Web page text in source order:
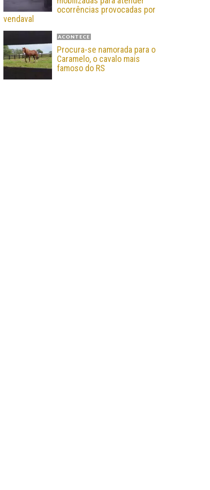
ocorrências provocadas por
vendaval
ACONTECE
Procura-se namorada para o
Caramelo, o cavalo mais
famoso do RS